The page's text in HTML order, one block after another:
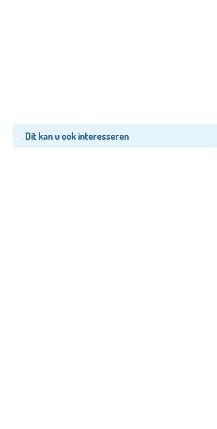
Dit kan u ook interesseren